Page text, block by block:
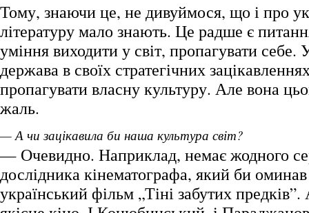
Тому, знаючи це, не дивуймося, що і про
літературу мало знають. Це радше є
уміння виходити у світ, пропагувати себе.
держава в своїх стратегічних
пропагувати власну культуру. Але вона
жаль.
— А чи зацікавила би наша культура світ?
— Очевидно. Наприклад, немає жодного
дослідника кінематографа, який би
український фільм „Тіні забутих